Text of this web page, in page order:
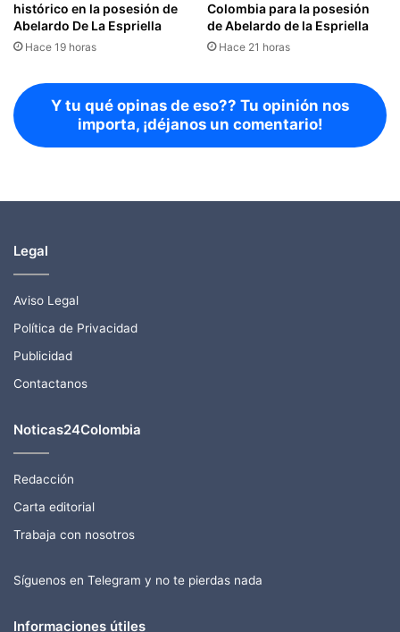
histórico en la posesión de
Abelardo De La Espriella
Hace 19 horas
Colombia para la posesión
de Abelardo de la Espriella
Hace 21 horas
Y tu qué opinas de eso?? Tu opinión nos
importa, ¡déjanos un comentario!
Legal
Aviso Legal
Política de Privacidad
Publicidad
Contactanos
Noticas24Colombia
Redacción
Carta editorial
Trabaja con nosotros
Síguenos en Telegram y no te pierdas nada
Informaciones útiles